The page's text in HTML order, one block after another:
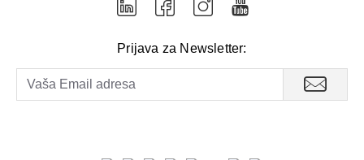
Prijava za Newsletter: